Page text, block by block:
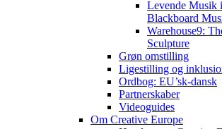
Levende Musik
Blackboard
Warehouse9:
Sculpture
Grøn omstilling
Ligestilling og
Ordbog: EU’sk-dansk
Partnerskaber
Videoguides
Om Creative Europe